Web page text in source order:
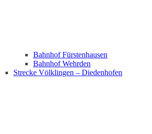
Bahnhof Fürstenhausen
Bahnhof Wehrden
Strecke Völklingen – Diedenhofen